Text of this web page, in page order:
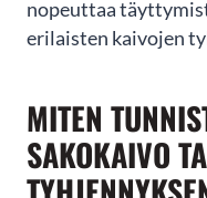
nopeuttaa
erilaisten kaivojen
MITEN
SAKOKAIVO